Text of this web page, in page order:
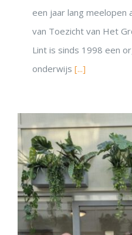
een jaar lang meelopen
van Toezicht van Het
Lint is sinds 1998 een
onderwijs [...]